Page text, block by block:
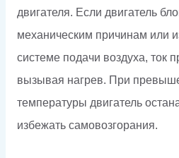
двигателя. Если двигатель
механическим причинам или
системе подачи воздуха, ток
вызывая нагрев. При
температуры двигатель
избежать самовозгорания.